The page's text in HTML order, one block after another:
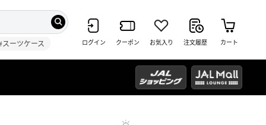
スーツケース ログイン クーポン お気入り 注文履歴 カート